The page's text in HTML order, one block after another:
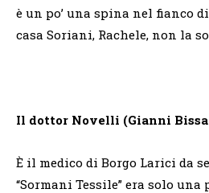
è un po’ una spina nel fianco
casa Soriani, Rachele, non la
Il dottor Novelli (Gianni
È il medico di Borgo Larici da
“Sormani Tessile” era solo